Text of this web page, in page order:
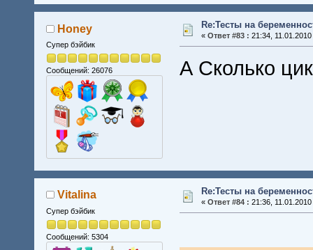
Honey
Супер бэйбик
Сообщений: 26076
Re:Тесты на
« Ответ #83 : 21:34, 11.01.2010
А Сколько
Vitalina
Супер бэйбик
Сообщений: 5304
Re:Тесты на
« Ответ #84 : 21:36, 11.01.2010